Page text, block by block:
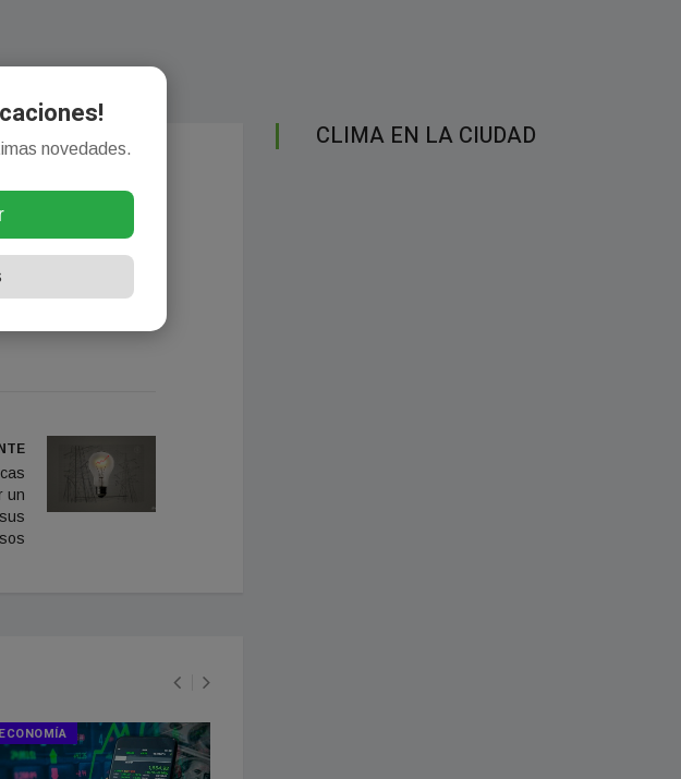
las semifinales de
un
ECONOMÍA
CLIMA EN LA CIUDAD
novedades.